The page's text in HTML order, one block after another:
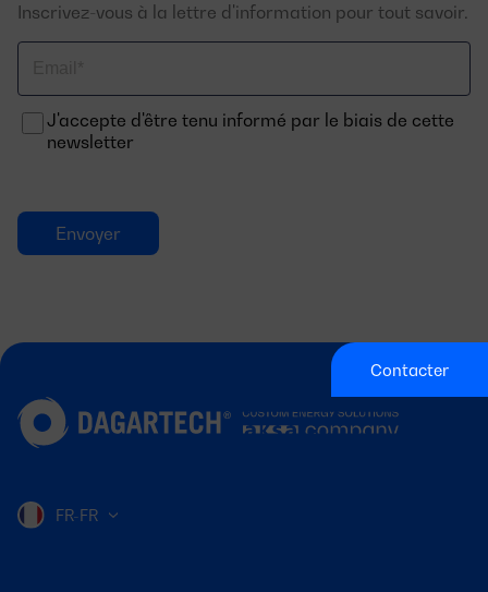
Inscrivez-vous à la lettre d'information pour tout savoir.
J'accepte d'être tenu informé par le biais de cette
newsletter
Contacter
FR-FR